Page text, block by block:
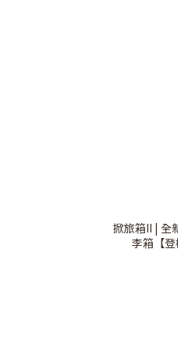
掀旅箱II | 全
李箱【